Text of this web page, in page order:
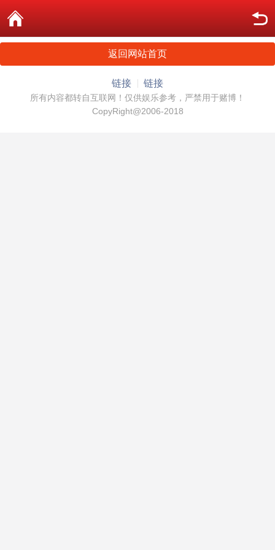
返回网站首页
链接 链接
所有内容都转自互联网！仅供娱乐参考，严禁用于赌博！
CopyRight@2006-2018